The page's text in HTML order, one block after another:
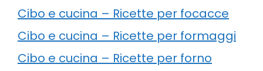
Cibo e cucina – Ricette per focacce
Cibo e cucina – Ricette per formaggi
Cibo e cucina – Ricette per forno